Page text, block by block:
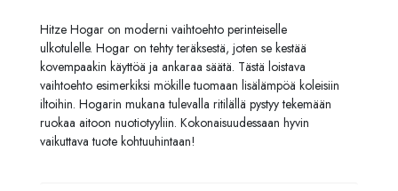
Hitze Hogar on moderni vaihtoehto perinteiselle
ulkotulelle. Hogar on tehty teräksestä, joten se kestää
kovempaakin käyttöä ja ankaraa säätä. Tästä loistava
vaihtoehto esimerkiksi mökille tuomaan lisälämpöä koleisiin
iltoihin. Hogarin mukana tulevalla ritilällä pystyy tekemään
ruokaa aitoon nuotiotyyliin. Kokonaisuudessaan hyvin
vaikuttava tuote kohtuuhintaan!